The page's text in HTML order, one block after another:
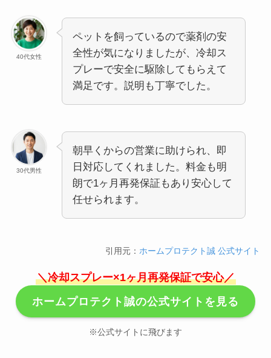
40代女性
ペットを飼っているので薬剤の安
全性が気になりましたが、冷却ス
プレーで安全に駆除してもらえて
満足です。説明も丁寧でした。
30代男性
朝早くからの営業に助けられ、即
日対応してくれました。料金も明
朗で1ヶ月再発保証もあり安心して
任せられます。
引用元：ホームプロテクト誠 公式サイト
＼冷却スプレー×1ヶ月再発保証で安心／
ホームプロテクト誠の公式サイトを見る
※公式サイトに飛びます